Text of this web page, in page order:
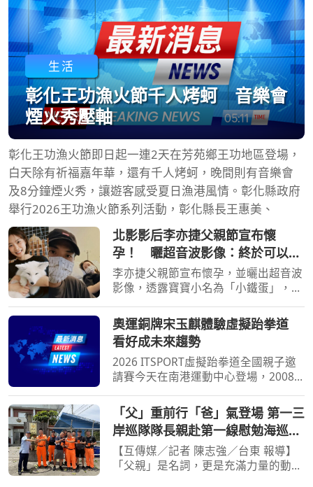
生活
彰化王功漁火節千人烤蚵 音樂會
煙火秀壓軸
彰化王功漁火節即日起一連2天在芳苑鄉王功地區登場，
白天除有祈福嘉年華，還有千人烤蚵，晚間則有音樂會
及8分鐘煙火秀，讓遊客感受夏日漁港風情。彰化縣政府
舉行2026王功漁火節系列活動，彰化縣長王惠美、
北影影后李亦捷父親節宣布懷
孕！ 曬超音波影像：終於可以輪
到我
李亦捷父親節宣布懷孕，並曬出超音波
影像，透露寶寶小名為「小鐵蛋」，預
[周刊王CTWANT] 女星李亦捷曾憑藉電
影《野雀之詩》獲得第21屆台北電影獎
最佳女主角，2023年李
奧運銅牌宋玉麒體驗虛擬跆拳道
看好成未來趨勢
2026 ITSPORT虛擬跆拳道全國親子邀
請賽今天在南港運動中心登場，2008
兒子參賽，他笑說體驗不錯，並看好這
個項目成為未來趨勢。隨著虛擬跆拳道
納入名古屋亞運項目，象徵
「父」重前行「爸」氣登場 第一三
岸巡隊隊長親赴第一線慰勉海巡同
仁
【互傳媒／記者 陳志強／台東 報導】
「父親」是名詞，更是充滿力量的動